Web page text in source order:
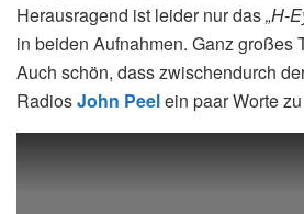
Herausragend ist leider nur das„H-
in beiden Aufnahmen. Ganz großes
Auch schön, dass zwischendurch
RadiosJohn Peelein paar Worte